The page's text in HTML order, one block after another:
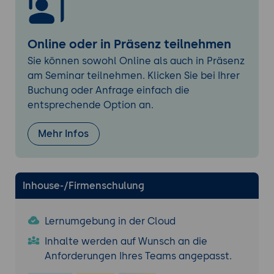
urbanen Kontext versteht (Triples).
POIs, Sensoren und Infrastruktur.
Querying:Abfragen von Daten mittels
SPARQL und API-Aufrufen.
5. Dashboard Builder: Grundlagen
Widgets:
Einsatz von Karten (GIS), Tachos,
Liniendiagrammen und Tabellen.
Interaktivität:
Desktop, Tablet und mobile Endgeräte
6. Geodaten und Karten-Integration
GIS-Layer:Einbindung von WMS/WFS-
Diensten und OpenStreetMap.
Online oder in Präsenz teilnehmen
Sie können sowohl Online als auch in Präsenz
am Seminar teilnehmen. Klicken Sie bei Ihrer
Buchung oder Anfrage einfach die
entsprechende Option an.
Mehr Infos
Inhouse-/Firmenschulung
Lernumgebung in der Cloud
Inhalte werden auf Wunsch an die
Anforderungen Ihres Teams angepasst.